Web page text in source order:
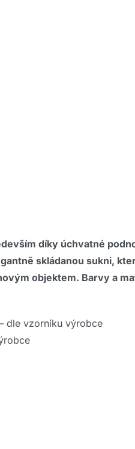
díky úchvatné
skládanou sukni,
objektem. Barvy a
dle vzorníku výrobce